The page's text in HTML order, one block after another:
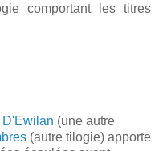
comportant les titres
D'Ewilan (une autre
(autre tilogie) apporte